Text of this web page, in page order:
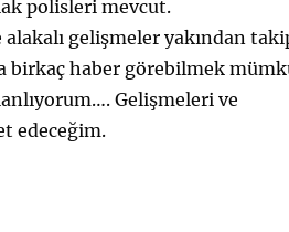
polisleri mevcut.
gelişmeler yakından
birkaç haber görebilmek
Gelişmeleri ve
edeceğim.